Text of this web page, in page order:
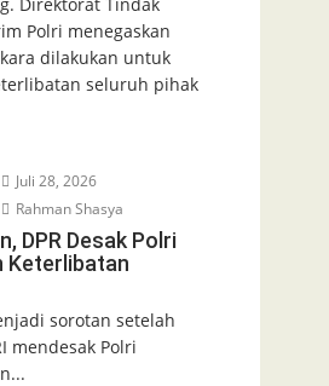
Polri menegaskan
dilakukan untuk
seluruh pihak
Juli 28, 2026
Rahman Shasya
DPR Desak Polri
Keterlibatan
sorotan setelah
mendesak Polri